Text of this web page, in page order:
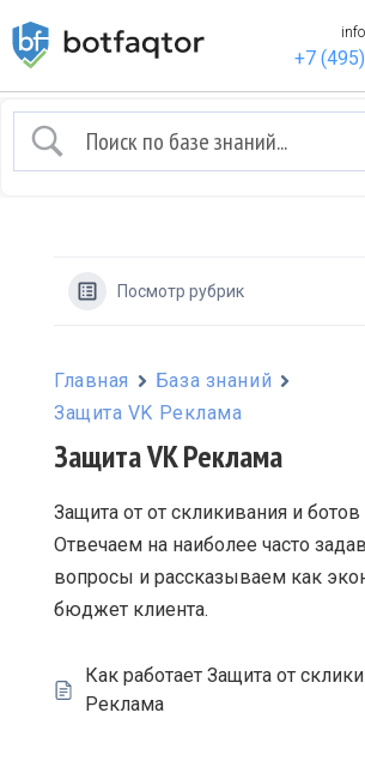
+7
Посмотр рубрик
Главная
База знаний
Защита VK Реклама
Защита VK Реклама
Защита от от скликивания и
Отвечаем на наиболее часто
вопросы и рассказываем как
бюджет клиента.
Как работает Защита от
Реклама